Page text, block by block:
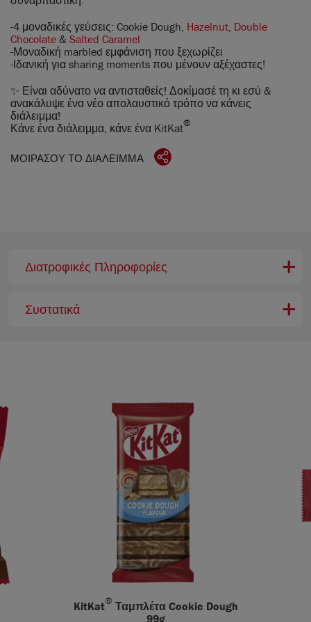
-4 μοναδικές γεύσεις: Cookie Dough, Hazelnut Double
Chocolate & Salted Caramel
-Μοναδική marbled εμφάνιση που ξεχωρίζει
-Ιδανική για sharing moments που μένουν αξέχαστες!
✨ Είναι αδύνατο να αντισταθείς! Δοκίμασέ τη κι εσύ &
ανακάλυψε ένα νέο απολαυστικό τρόπο να κάνεις
διάλειμμα!
Κάνε ένα διάλειμμα, κάνε ένα KitKat®
ΜΟΙΡΆΣΟΥ ΤΟ ΔΙΆΛΕΙΜΜΑ
Διατροφικές Πληροφορίες
Συστατικά
KitKat® Ταμπλέτα Cookie Dough
99g